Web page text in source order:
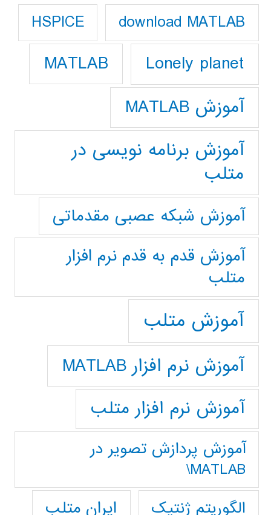
download MATLAB
HSPICE
Lonely planet
MATLAB
آموزش MATLAB
آموزش برنامه نویسی در
متلب
آموزش شبکه عصبی مقدماتی
آموزش قدم به قدم نرم افزار
متلب
آموزش متلب
آموزش نرم افزار MATLAB
آموزش نرم افزار متلب
آموزش پردازش تصوير در
MATLAB\
الگوریتم ژنتیک
ایران متلب